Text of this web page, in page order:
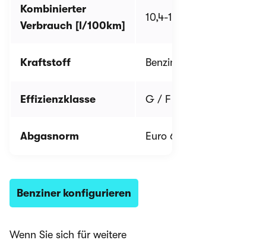
Kombinierter
Verbrauch [l/100km]
10,4-10,8 / 10,5-10,8
Kraftstoff Benzin
Effizienzklasse G / F
Abgasnorm Euro 6d-ISC-FCM
Benziner konfigurieren
Wenn Sie sich für weitere